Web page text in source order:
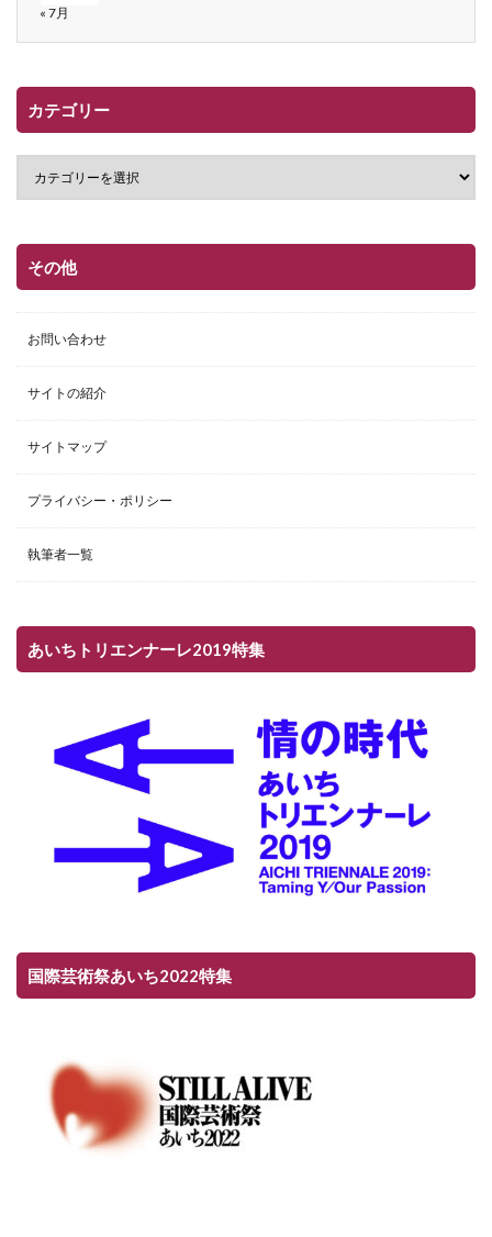
« 7月
カテゴリー
その他
お問い合わせ
サイトの紹介
サイトマップ
プライバシー・ポリシー
執筆者一覧
あいちトリエンナーレ2019特集
国際芸術祭あいち2022特集